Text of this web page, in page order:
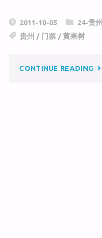
C
h
a
W
b
c
e
o
2011-10-05 24-贵州
贵州 / 门票 /黄果树
CONTINUE READING"黄